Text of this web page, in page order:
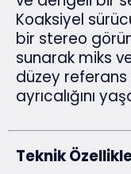
Koaksiyel
bir stereo
sunarak miks
düzey referans
ayrıcalığını
Teknik